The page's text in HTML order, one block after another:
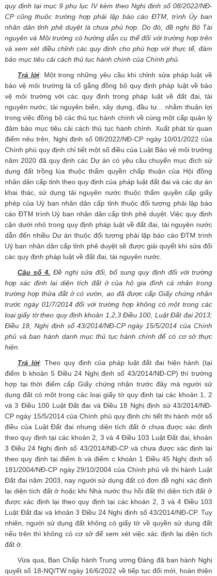
quy định tại mục 9 phụ lục IV kèm theo Nghị định số 08/2022/NĐ-
CP cũng thuộc trường hợp phải lập báo cáo ĐTM, trình Ủy ban
nhân dân tỉnh phê duyệt là chưa phủ hợp. Do đó, đề nghị Bộ Tài
nguyên và Môi trường có hướng dẫn cụ thể đối với trường hợp trên
và xem xét điều chỉnh các quy định cho phù hợp với thực tế, đảm
bảo mục tiêu cải cách thủ tục hành chính của Chính phủ.
Trả lời: Một trong những yêu cầu khi chỉnh sửa pháp luật về
bảo vệ môi trường là cố gắng đồng bộ quy định pháp luật về bảo
vệ môi trường với các quy định trong pháp luật về đất đai, tài
nguyên nước, tài nguyên biển, xây dựng, đầu tư... nhằm thuận lợi
trong việc đồng bộ các thủ tục hành chính về cùng một cấp quản lý
đảm bảo mục tiêu cải cách thủ tục hành chính. Xuất phát từ quan
điểm nêu trên, Nghị định số 08/2022/NĐ-CP ngày 10/01/2022 của
Chính phủ quy định chỉ tiết một số điều của Luật Bảo vệ môi trưởng
năm 2020 đã quy định các Dự án có yêu cầu chuyển mục đích sử
dụng đất trồng lúa thuộc thẩm quyền chấp thuận của Hội đồng
nhân dân cấp tỉnh theo quy định của pháp luật đất đai và các dự án
khai thác, sử dụng tải nguyên nước thuộc thẩm quyền cấp giấy
phép của Uỷ ban nhân dân cấp tỉnh thuộc đối tượng phải lập báo
cáo ĐTM trình Uỷ ban nhân dân cấp tỉnh phê duyệt. Việc quy định
cận dưới nhỏ trong quy định pháp luật về đất đai, tài nguyên nước
dẫn đến nhiều Dự án thuộc đối tượng phải lập báo cáo ĐTM trình
Uỷ ban nhân dân cấp tỉnh phê duyệt sẽ được giải quyết khi sửa đổi
các quy định pháp luật về đất đai, tài nguyên nước.
Câu số 4. Đề nghị sửa đổi, bổ sung quy định đối với trường
hợp xác định lại diện tích đất ở của hộ gia đình cá nhân trong
trường hợp thửa đất ở có vườn, ao đã được cấp Giấy chứng nhận
trước ngày 01/7/2014 đối với trường hợp không có một trong các
loại giấy tờ theo quy định khoản 1,2,3 Điều 100, Luật Đất đai 2013;
Điều 18, Nghị định số 43/2014/NĐ-CP ngày 15/5/2014 của Chính
phủ và ban hành danh mục thủ tục hành chính để có cơ sở thực
hiện.
Trả lời: Theo quy định của pháp luật đất đai hiện hành (tại
điểm b khoản 5 Điều 24 Nghị định số 43/2014/NĐ-CP) thì trường
hợp tại thời điểm cấp Giấy chứng nhận trước đây mà người sử
dụng đất có một trong các loại giấy tờ quy định tại các khoản 1, 2
và 3 Điều 100 Luật Đất đai và Điều 18 Nghị định sử 43/2014/NĐ-
CP ngày 15/5/2014 của Chính phủ quy định chi tiết thi hành một số
điều của Luật Đất đai nhưng diện tích đất ở chưa được xác định
theo quy định tại các khoản 2, 3 và 4 Điều 103 Luật Đất đai, khoản
3 Điều 24 Nghị định số 43/2014/NĐ-CP và chưa được xác định lại
theo quy định tại điểm b và điểm c khoản 1 Điều 45 Nghị định số
181/2004/NĐ-CP ngày 29/10/2004 của Chính phủ về thi hành Luật
Đất đai năm 2003, nay người sử dụng đất có đơn đề nghị xác định
lại diện tích đất ở hoặc khi Nhà nước thu hồi đất thì diện tích đất ở
được xác định lại theo quy định tại các khoản 2, 3 và 4 Điều 103
Luật Đất đai và khoản 3 Điều 24 Nghị định số 43/2014/NĐ-CP. Tuy
nhiên, người sử dụng đất không có giấy tờ về quyền sử dụng đất
nếu trên thì không có cơ sở để xem xét việc xác định lại diện tích
đất ở.
Vừa qua, Ban Chấp hành Trung ương Đảng đã ban hành Nghị
quyết số 18-NQ/TW ngày 16/6/2022 về tiếp tục đổi mới, hoàn thiện